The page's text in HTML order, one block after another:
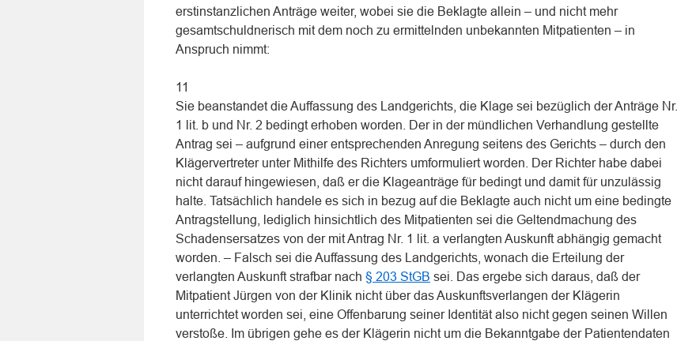
erstinstanzlichen Anträge weiter, wobei sie die Beklagte allein – und nicht mehr
gesamtschuldnerisch mit dem noch zu ermittelnden unbekannten Mitpatienten – in
Anspruch nimmt:
11
Sie beanstandet die Auffassung des Landgerichts, die Klage sei bezüglich der Anträge Nr.
1 lit. b und Nr. 2 bedingt erhoben worden. Der in der mündlichen Verhandlung gestellte
Antrag sei – aufgrund einer entsprechenden Anregung seitens des Gerichts – durch den
Klägervertreter unter Mithilfe des Richters umformuliert worden. Der Richter habe dabei
nicht darauf hingewiesen, daß er die Klageanträge für bedingt und damit für unzulässig
halte. Tatsächlich handele es sich in bezug auf die Beklagte auch nicht um eine bedingte
Antragstellung, lediglich hinsichtlich des Mitpatienten sei die Geltendmachung des
Schadensersatzes von der mit Antrag Nr. 1 lit. a verlangten Auskunft abhängig gemacht
worden. – Falsch sei die Auffassung des Landgerichts, wonach die Erteilung der
verlangten Auskunft strafbar nach § 203 StGB sei. Das ergebe sich daraus, daß der
Mitpatient Jürgen von der Klinik nicht über das Auskunftsverlangen der Klägerin
unterrichtet worden sei, eine Offenbarung seiner Identität also nicht gegen seinen Willen
verstoße. Im übrigen gehe es der Klägerin nicht um die Bekanntgabe der Patientendaten